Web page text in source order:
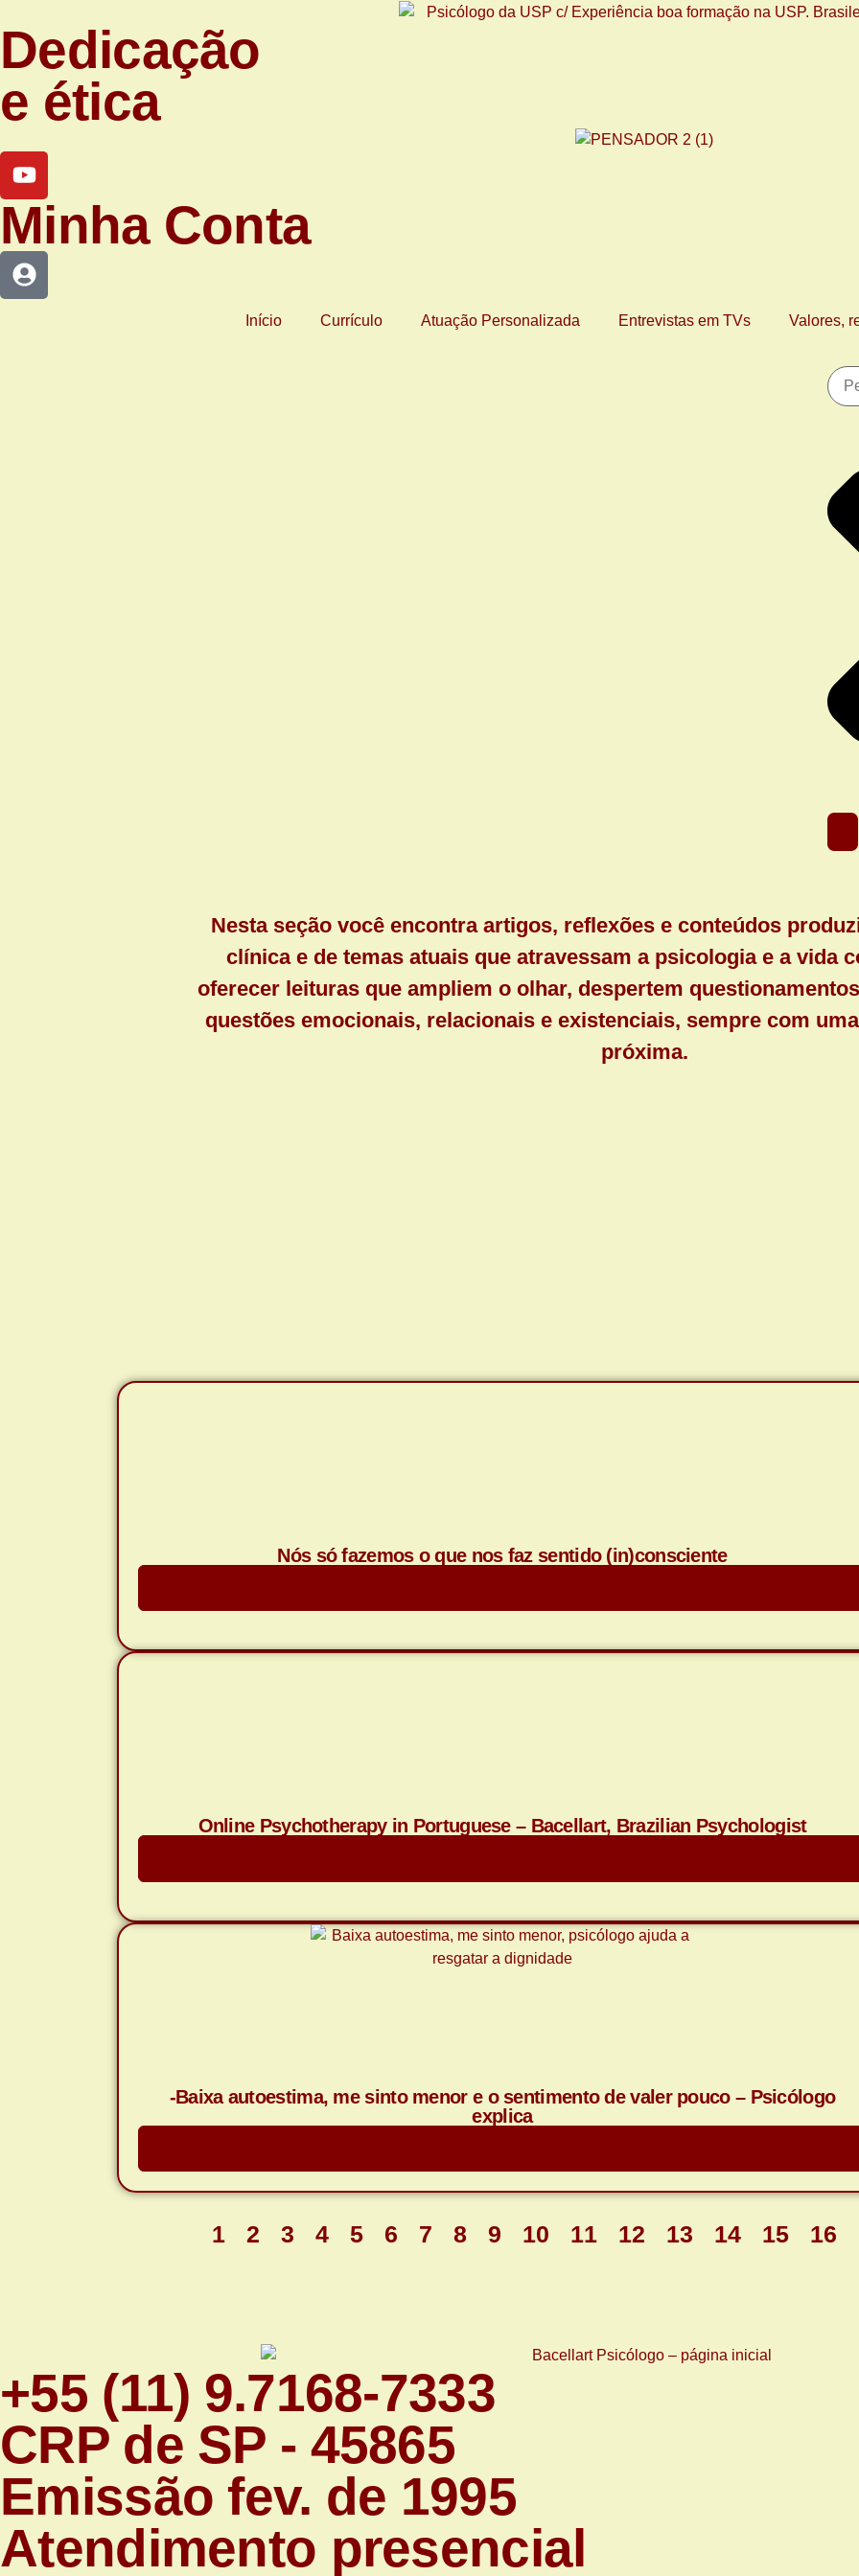
Dedicação
e ética
Minha Conta
Início Currículo Atuação Personalizada Entrevistas em TVs Valores,
Nesta seção você encontra artigos, reflexões e conteúdos
clínica e de temas atuais que atravessam a psicologia e a vida
oferecer leituras que ampliem o olhar, despertem
questões emocionais, relacionais e existenciais, sempre com
próxima.
Nós só fazemos o que nos faz sentido (in)consciente
Online Psychotherapy in Portuguese – Bacellart, Brazilian Psychologist
-Baixa autoestima, me sinto menor e o sentimento de valer pouco – Psicólogo
explica
1 2 3 4 5 6 7 8 9 10 11 12 13 14 15 16
+55 (11) 9.7168-7333
CRP de SP - 45865
Emissão fev. de 1995
Atendimento presencial